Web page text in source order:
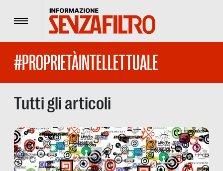
Menu
#PROPRIETÀINTELLETTUALE
Tutti gli articoli